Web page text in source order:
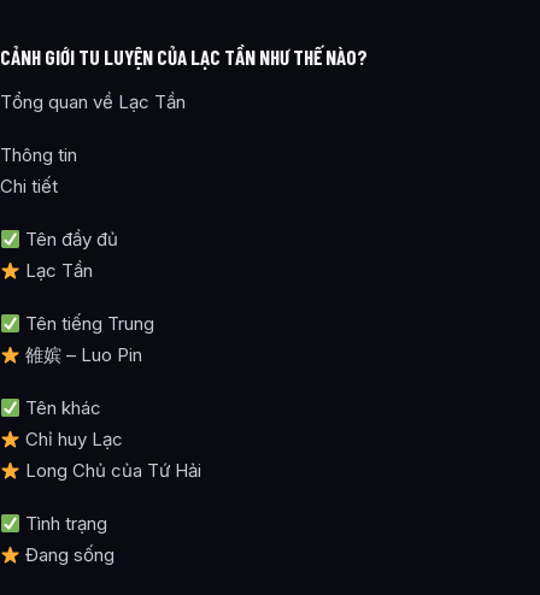
CẢNH GIỚI TU LUYỆN CỦA LẠC TẦN NHƯ THẾ NÀO?
Tổng quan về Lạc Tần
Thông tin
Chi tiết
Tên đầy đủ
Lạc Tần
Tên tiếng Trung
雒嫔 – Luo Pin
Tên khác
Chỉ huy Lạc
Long Chủ của Tứ Hải
Tình trạng
Đang sống